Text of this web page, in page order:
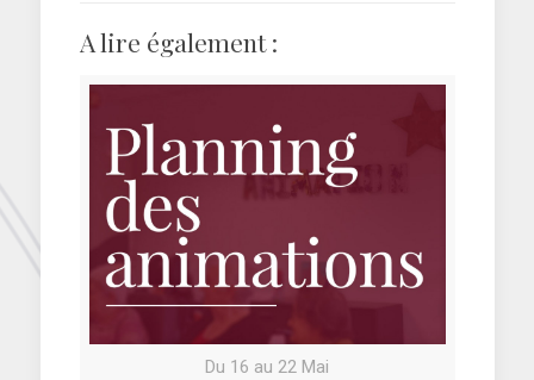
A lire également :
Du 16 au 22 Mai